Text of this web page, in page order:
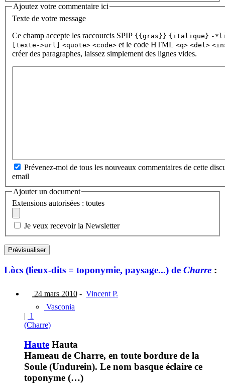
Ajoutez votre commentaire ici
Texte de votre message
Ce champ accepte les raccourcis SPIP {{gras}} {italique} -
[texte->url]
<quote> <code> et le code HTML <q> <del>
créer des paragraphes, laissez simplement des lignes vides.
Prévenez-moi de tous les nouveaux commentaires de cette
email
Ajouter un document
Extensions autorisées : toutes
Je veux recevoir la Newsletter
Lòcs (lieux-dits = toponymie, paysage...) de Charre :
24 mars 2010 - Vincent P.
Vasconia
| 1
(Charre)
Haute Hauta
Hameau de Charre, en toute bordure de la
Soule (Undurein). Le nom basque éclaire ce
toponyme (…)